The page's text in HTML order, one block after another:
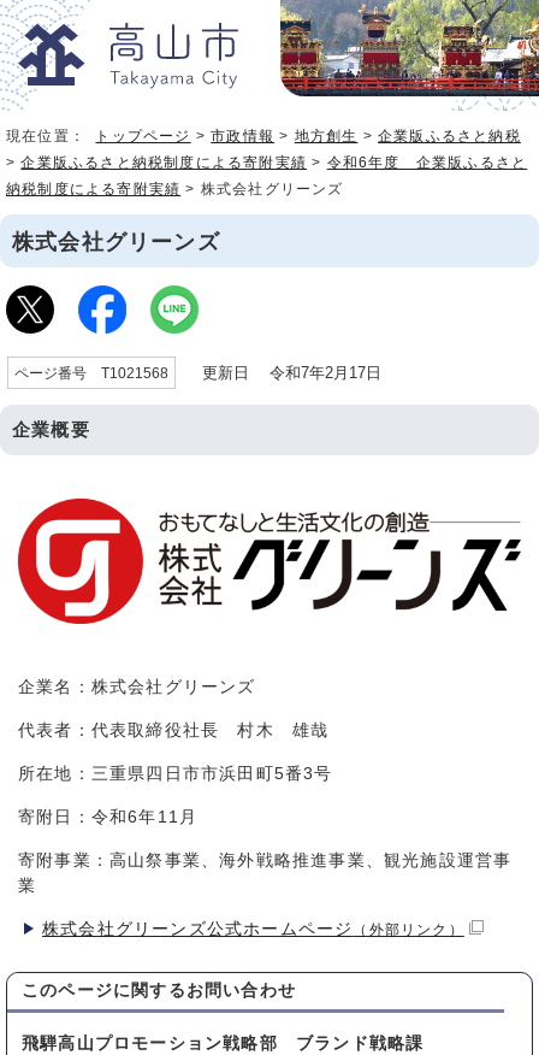
現在位置： トップページ >市政情報 > 地方創生 >企業版ふるさと納税
>企業版ふるさと納税制度による寄附実績 > 令和6年度 企業版ふるさと
納税制度による寄附実績 > 株式会社グリーンズ
株式会社グリーンズ
ページ番号 T1021568 更新日 令和7年2月17日
企業概要
企業名：株式会社グリーンズ
代表者：代表取締役社長 村木 雄哉
所在地：三重県四日市市浜田町5番3号
寄附日：令和6年11月
寄附事業：高山祭事業、海外戦略推進事業、観光施設運営事
業
株式会社グリーンズ公式ホームページ （外部リンク）
このページに関する お問い合わせ
飛騨高山プロモーション戦略部 ブランド戦略課